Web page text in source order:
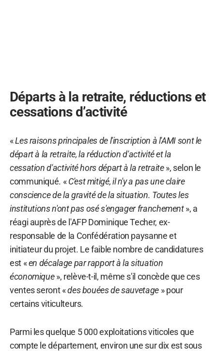
Départs à la retraite, réductions et
cessations d’activité
«Les raisons principales de l'inscription à l'AMI sont le
départ à la retraite, la réduction d'activité et la
cessation d'activité hors départ à la retraite», selon le
communiqué. «C'est mitigé, il n'y a pas une claire
conscience de la gravité de la situation. Toutes les
institutions n'ont pas osé s'engager franchement», a
réagi auprès de l'AFP Dominique Techer, ex-
responsable de la Confédération paysanne et
initiateur du projet. Le faible nombre de candidatures
est «en décalage par rapport à la situation
économique», relève-t-il, même s'il concède que ces
ventes seront «des bouées de sauvetage» pour
certains viticulteurs.
Parmi les quelque 5 000 exploitations viticoles que
compte le département, environ une sur dix est sous